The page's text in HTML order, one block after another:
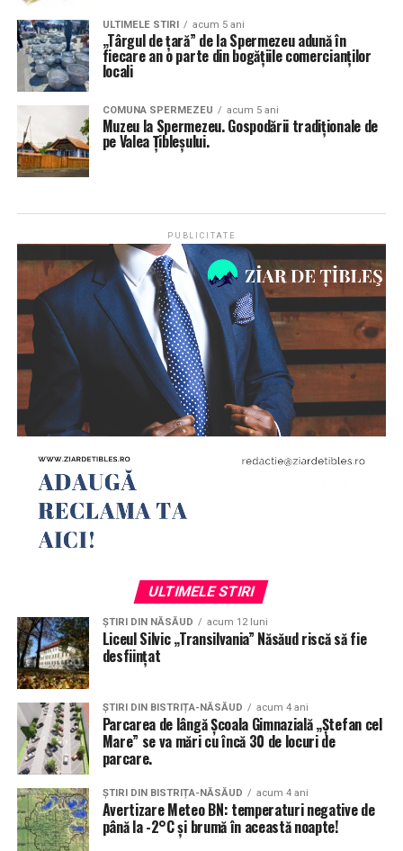
ULTIMELE STIRI acum 5 ani
„Târgul de țară” de la Spermezeu adună în
fiecare an o parte din bogățiile comercianților
locali
COMUNA SPERMEZEU acum 5 ani
Muzeu la Spermezeu. Gospodării tradiționale de
pe Valea Țibleșului.
PUBLICITATE
ULTIMELE STIRI
ȘTIRI DIN NĂSĂUD acum 12 luni
Liceul Silvic „Transilvania” Năsăud riscă să fie
desființat
ȘTIRI DIN BISTRIȚA-NĂSĂUD acum 4 ani
Parcarea de lângă Școala Gimnazială „Ștefan cel
Mare” se va mări cu încă 30 de locuri de
parcare.
ȘTIRI DIN BISTRIȚA-NĂSĂUD acum 4 ani
Avertizare Meteo BN: temperaturi negative de
până la -2°C și brumă în această noapte!